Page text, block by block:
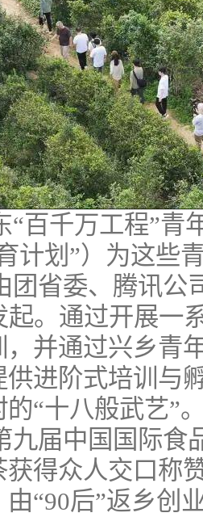
“百千万工程”青
计划”）为这些
团省委、腾讯公
起。通过开展一
并通过兴乡青
供进阶式培训与
“十八般武艺”
九届中国国际食
获得众人交口称
“90后”返乡创